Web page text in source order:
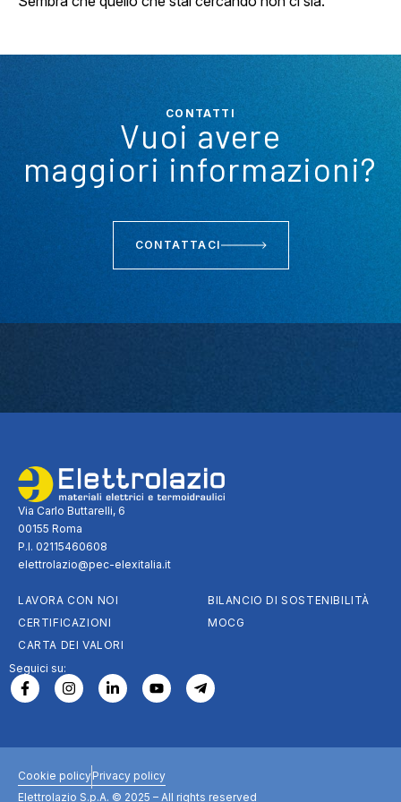
CONTATTI
Vuoi avere
maggiori informazioni?
CONTATTACI
Via Carlo Buttarelli, 6
00155 Roma
P.I. 02115460608
elettrolazio@pec-elexitalia.it
LAVORA CON NOI
CERTIFICAZIONI
CARTA DEI VALORI
BILANCIO DI SOSTENIBILITÀ
MOCG
Seguici su:
Cookie policyPrivacy policy
Elettrolazio S.p.A. © 2025 – All rights reserved